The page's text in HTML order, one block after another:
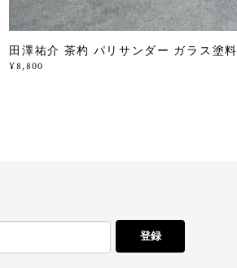
田澤祐介 茶杓 パリサンダー ガラス塗料
¥8,800
登録